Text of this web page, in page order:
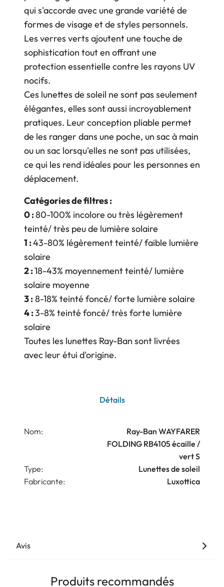
qui s'accorde avec une grande variété de
formes de visage et de styles personnels.
Les verres verts ajoutent une touche de
sophistication tout en offrant une
protection essentielle contre les rayons UV
nocifs.
Ces lunettes de soleil ne sont pas seulement
élégantes, elles sont aussi incroyablement
pratiques. Leur conception pliable permet
de les ranger dans une poche, un sac à main
ou un sac lorsqu'elles ne sont pas utilisées,
ce qui les rend idéales pour les personnes en
déplacement.
Catégories de filtres :
0 :80-100% incolore ou très légèrement
teinté/ très peu de lumière solaire
1 :43-80% légèrement teinté/ faible lumière
solaire
2 :18-43% moyennement teinté/ lumière
solaire moyenne
3 :8-18% teinté foncé/ forte lumière solaire
4 :3-8% teinté foncé/ très forte lumière
solaire
Toutes les lunettes Ray-Ban sont livrées
avec leur étui d'origine.
Détails
Nom:
Ray-Ban WAYFARER
FOLDING RB4105 écaille /
vert S
Type:
Lunettes de soleil
Fabricante:
Luxottica
Avis
Produits recommandés